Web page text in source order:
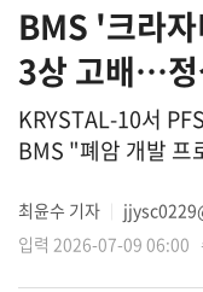
BMS '크라
3상 고배…정
KRYSTAL-10서
BMS "폐암 개발 프
최윤수 기자
입력 2026-07-09 06:00